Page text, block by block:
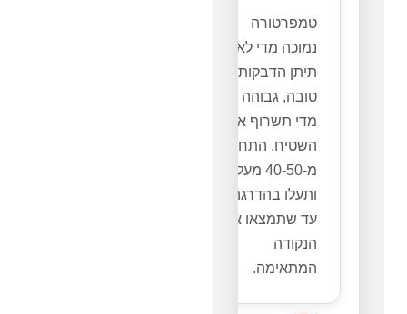
טמפרטורה
נמוכה מדי לא
תיתן הדבקות
טובה, גבוהה
מדי תשרוף את
השטיח. התחילו
מ-40-50 מעלות
ותעלו בהדרגה
עד שתמצאו את
הנקודה
המתאימה.